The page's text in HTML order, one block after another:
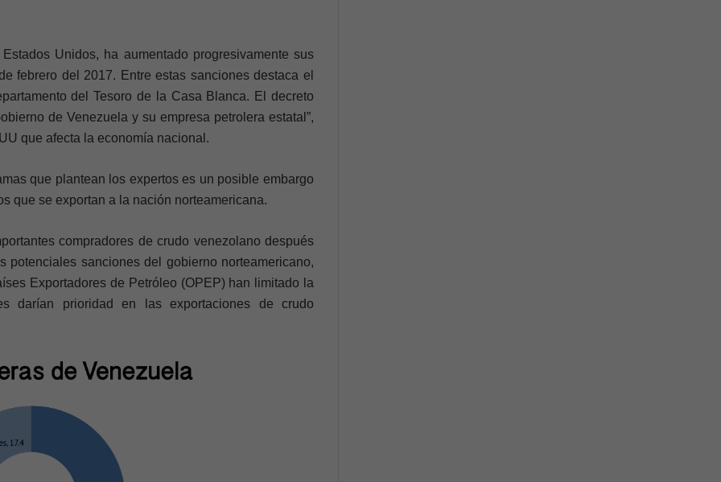
Unidos, ha aumentado progresivamente sus
febrero del 2017. Entre estas sanciones destaca el
del Tesoro de la Casa Blanca. El decreto
de Venezuela y su empresa petrolera estatal”,
que afecta la economía nacional.
que plantean los expertos es un posible embargo
que se exportan a la nación norteamericana.
compradores de crudo venezolano después
sanciones del gobierno norteamericano,
Exportadores de Petróleo (OPEP) han limitado la
darían prioridad en las exportaciones de crudo